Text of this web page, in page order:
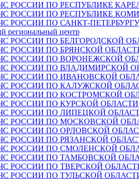
РОССИИ ПО РЕСПУБЛИКЕ
РОССИИ ПО РЕСПУБЛИКЕ КОМИ
РОССИИ ПО САНКТ-ПЕТЕРБУРГУ
региональный центр
РОССИИ ПО БЕЛГОРОДСКОЙ
РОССИИ ПО БРЯНСКОЙ
РОССИИ ПО ВОРОНЕЖСКОЙ
РОССИИ ПО ВЛАДИМИРСКОЙ
РОССИИ ПО ИВАНОВСКОЙ
РОССИИ ПО КАЛУЖСКОЙ
РОССИИ ПО КОСТРОМСКОЙ
РОССИИ ПО КУРСКОЙ ОБЛАСТИ
РОССИИ ПО ЛИПЕЦКОЙ
РОССИИ ПО МОСКОВСКОЙ
РОССИИ ПО ОРЛОВСКОЙ
РОССИИ ПО РЯЗАНСКОЙ
РОССИИ ПО СМОЛЕНСКОЙ
РОССИИ ПО ТАМБОВСКОЙ
РОССИИ ПО ТВЕРСКОЙ
РОССИИ ПО ТУЛЬСКОЙ